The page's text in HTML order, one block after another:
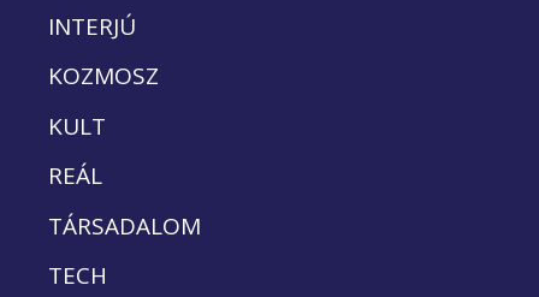
INTERJÚ
KOZMOSZ
KULT
REÁL
TÁRSADALOM
TECH